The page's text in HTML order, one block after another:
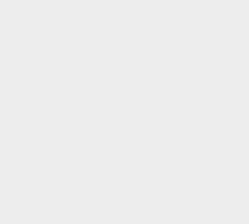
Verarbeitung zum
27. April 2016
ist das
die „Association